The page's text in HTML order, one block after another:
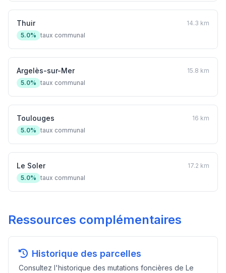
Thuir
14.3 km
5.0% taux communal
Argelès-sur-Mer
15.8 km
5.0% taux communal
Toulouges
16 km
5.0% taux communal
Le Soler
17.2 km
5.0% taux communal
Ressources complémentaires
Historique des parcelles
Consultez l'historique des mutations foncières de Le